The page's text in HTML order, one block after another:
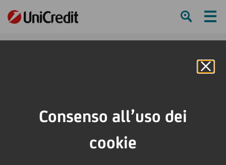
Consenso all’uso dei
cookie
SHARE PRINT SEND
Nota alla stampa